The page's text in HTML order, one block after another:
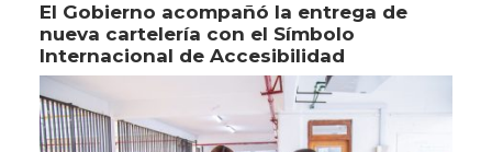
El Gobierno acompañó la entrega de
nueva cartelería con el Símbolo
Internacional de Accesibilidad